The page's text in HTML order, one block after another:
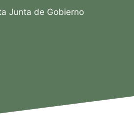
Junta de Gobierno